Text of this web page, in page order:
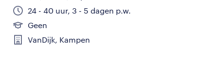
24 - 40 uur, 3 - 5 dagen p.w.
Geen
VanDijk, Kampen